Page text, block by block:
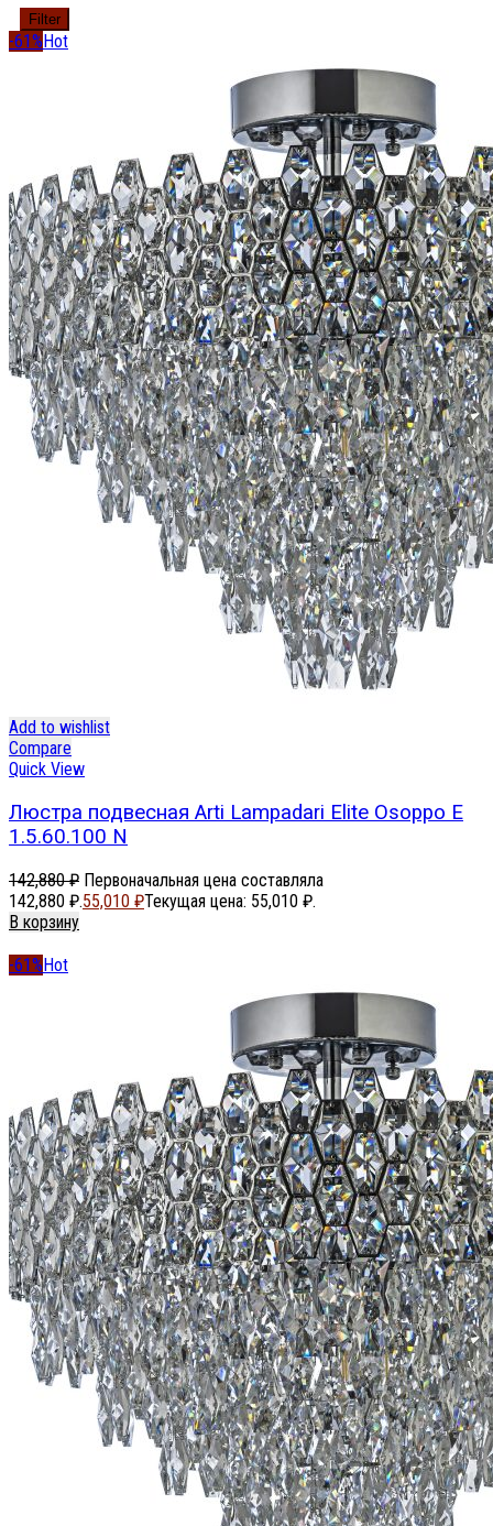
Filter
-61% Hot
Add to wishlist
Compare
Quick View
Люстра подвесная Arti Lampadari Elite Osoppo E
1.5.60.100 N
142,880₽ Первоначальная цена составляла
142,880 ₽.55,010 ₽Текущая цена: 55,010 ₽.
В корзину
-61%Hot